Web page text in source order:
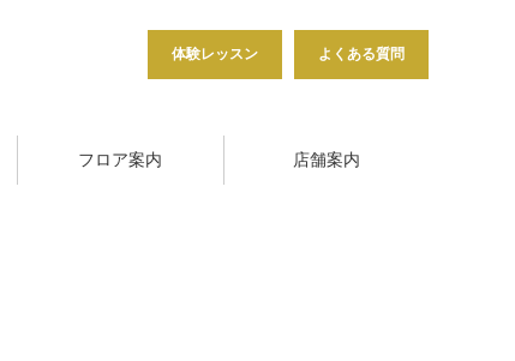
体験レッスン よくある質問
フロア案内 店舗案内